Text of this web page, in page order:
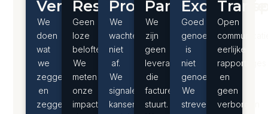
Vertrouwen
We
doen
wat
we
zeggen
en
zeggen
Resultaatgericht
Geen
loze
beloften.
We
meten
onze
impact
Proactiviteit
We
wachten
niet
af.
We
signaleren
kansen,
Partnerschap
We
zijn
geen
leverancier
die
facturen
stuurt.
Excellentie
Goed
genoeg
is
niet
genoeg.
We
streven
Open
eerlijke
rapportages
en
geen
verborgen